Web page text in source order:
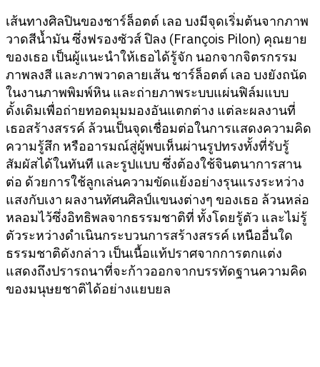
เส้นทางศิลปินของชาร์ล็อตต์ เลอ บงมีจุดเริ่มต้นจากภาพ
วาดสีน้ำมัน ซึ่งฟรองซัวส์ ปิลง (François Pilon) คุณยาย
ของเธอ เป็นผู้แนะนำให้เธอได้รู้จัก นอกจากจิตรกรรม
ภาพลงสี และภาพวาดลายเส้น ชาร์ล็อตต์ เลอ บงยังถนัด
ในงานภาพพิมพ์หิน และถ่ายภาพระบบแผ่นฟิล์มแบบ
ดั้งเดิมเพื่อถ่ายทอดมุมมองอันแตกต่าง แต่ละผลงานที่
เธอสร้างสรรค์ ล้วนเป็นจุดเชื่อมต่อในการแสดงความคิด
ความรู้สึก หรืออารมณ์สู่ผู้พบเห็นผ่านรูปทรงทั้งที่รับรู้
สัมผัสได้ในทันที และรูปแบบ ซึ่งต้องใช้จินตนาการสาน
ต่อ ด้วยการใช้ลูกเล่นความขัดแย้งอย่างรุนแรงระหว่าง
แสงกับเงา ผลงานทัศนศิลป์แขนงต่างๆ ของเธอ ล้วนหล่อ
หลอมไว้ซึ่งอิทธิพลจากธรรมชาติที่ ทั้งโดยรู้ตัว และไม่รู้
ตัวระหว่างดำเนินกระบวนการสร้างสรรค์ เหนืออื่นใด
ธรรมชาติดังกล่าว เป็นเนื้อแท้ปราศจากการตกแต่ง
แสดงถึงปรารถนาที่จะก้าวออกจากบรรทัดฐานความคิด
ของมนุษยชาติได้อย่างแยบยล